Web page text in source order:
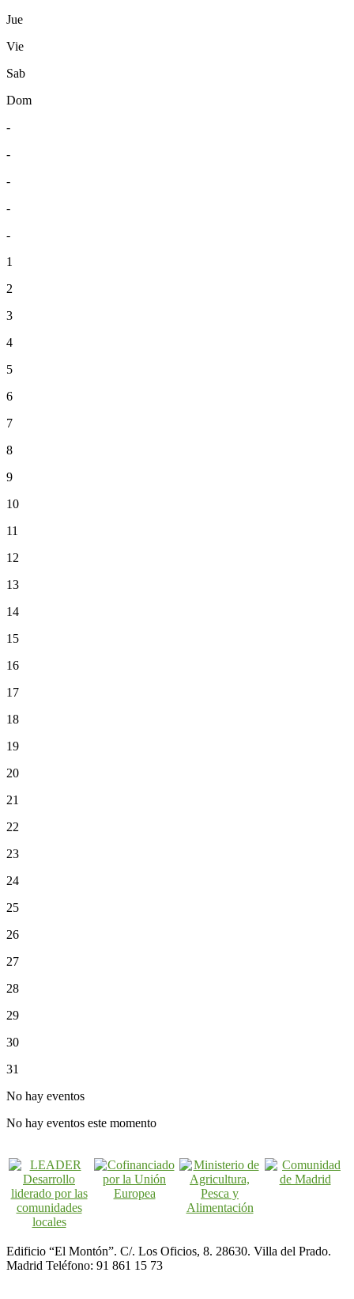
Jue
Vie
Sab
Dom
-
-
-
-
-
1
2
3
4
5
6
7
8
9
10
11
12
13
14
15
16
17
18
19
20
21
22
23
24
25
26
27
28
29
30
31
No hay eventos
No hay eventos este momento
Edificio “El Montón”. C/. Los Oficios, 8. 28630. Villa del Prado.
Madrid Teléfono: 91 861 15 73